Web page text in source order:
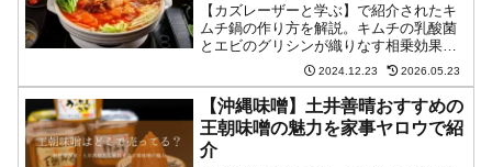
【カズレーザーと学ぶ】で紹介されたキ
ムチ鍋の作り方を解説。キムチの乳酸菌
とエビのグリシンが織りなす相乗効果
で、質の良い睡眠へと導く特別なレシピ
です。レタスの苦味成分「ラクチュコピ
クリン」の鎮静効果も加わり、安眠をサ
ポート。具材の選び方から切り方、入れ
るタイミングまで、効果を最大限に引き
出すポイントを詳しく紹介します。
2024.12.23 2026.05.23
【沖縄味噌】土井善晴おすすめの
王朝味噌の魅力を家事ヤロウで紹
介